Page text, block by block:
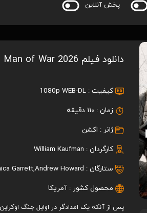
پخش آنلاین
دانلود فیلم Man of War 2026
کیفیت : 1080p WEB-DL
زمان : 110 دقیقه
ژانر : اکشن
کارگردان : William Kaufman
ستارگان :
Garrett,Andrew Howard
محصول کشور : آمریکا
پس از آنکه یک امدادگر در اوایل جنگ